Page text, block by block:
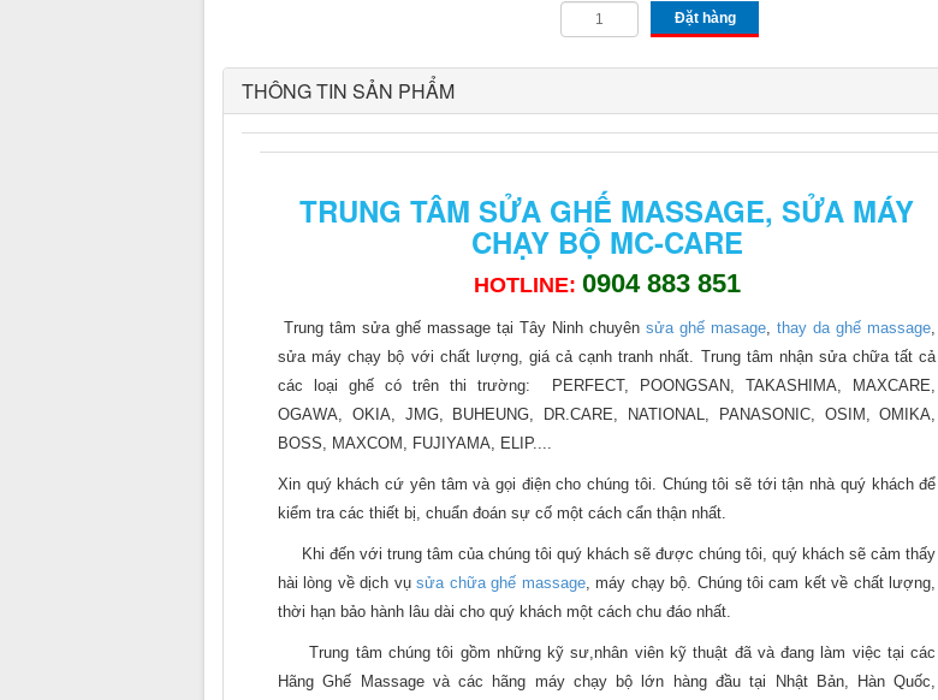
Đặt hàng
THÔNG TIN SẢN PHẨM
TRUNG TÂM SỬA GHẾ MASSAGE, SỬA MÁY
CHẠY BỘ MC-CARE
HOTLINE: 0904 883 851
Trung tâm sửa ghế massage tại Tây Ninh chuyênsửa ghế masage,thay da ghế massage,
sửa máy chạy bộ với chất lượng, giá cả cạnh tranh nhất. Trung tâm nhận sửa chữa tất cả
các loại ghế có trên thi trường:
PERFECT, POONGSAN, TAKASHIMA, MAXCARE,
OGAWA, OKIA, JMG, BUHEUNG, DR.CARE, NATIONAL, PANASONIC, OSIM, OMIKA,
BOSS, MAXCOM, FUJIYAMA, ELIP....
Xin quý khách cứ yên tâm và gọi điện cho chúng tôi. Chúng tôi sẽ tới tận nhà quý khách để
kiểm tra các thiết bị, chuẩn đoán sự cố một cách cẩn thận nhất.
Khi đến với trung tâm của chúng tôi quý khách sẽ được chúng tôi, quý khách sẽ cảm thấy
hài lòng về dịch vụsửa chữa ghế massage, máy chạy bộ. Chúng tôi cam kết về chất lượng,
thời hạn bảo hành lâu dài cho quý khách một cách chu đáo nhất.
Trung tâm chúng tôi gồm những kỹ sư,nhân viên kỹ thuật đã và đang làm việc tại các
Hãng Ghế Massage và các hãng máy chạy bộ lớn hàng đầu tại Nhật Bản, Hàn Quốc,